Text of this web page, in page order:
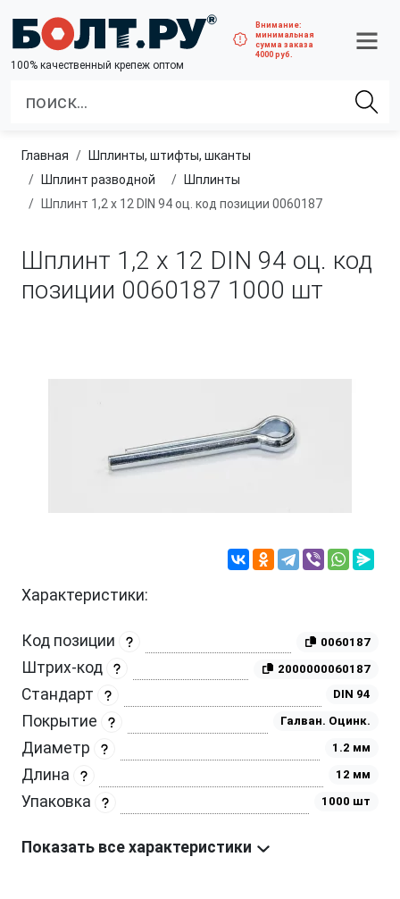
100% качественный крепеж оптом
Внимание:
минимальная
сумма заказа
4000 руб.
Главная
шплинты, штифты, шканты
Шплинт разводной
Шплинты
Шплинт 1,2 х 12 DIN 94 оц. код позиции 0060187
Шплинт 1,2 х 12 DIN 94 оц. код
позиции 0060187 1000 шт
Характеристики:
Код позиции 0060187
Штрих-код 2000000060187
Стандарт DIN 94
Покрытие Галван. Оцинк.
Диаметр 1.2 мм
Длина 12 мм
Упаковка 1000 шт
Показать все характеристики